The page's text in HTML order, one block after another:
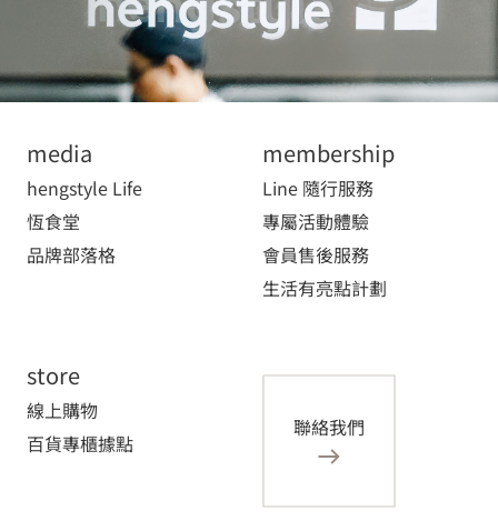
media
hengstyle Life
恆食堂
品牌部落格
membership
Line 隨行服務
專屬活動體驗
會員售後服務
生活有亮點計劃
store
線上購物
百貨專櫃據點
聯絡我們